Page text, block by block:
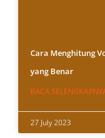
Cara Menghitung
yang Benar
BACA
27 July 2023